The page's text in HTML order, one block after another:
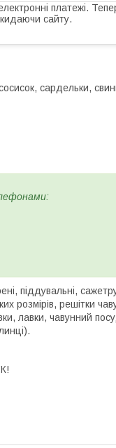
платежі.
сайту.
сардельки,
піддувальні,
розмірів, решітки
лавки, чавунний